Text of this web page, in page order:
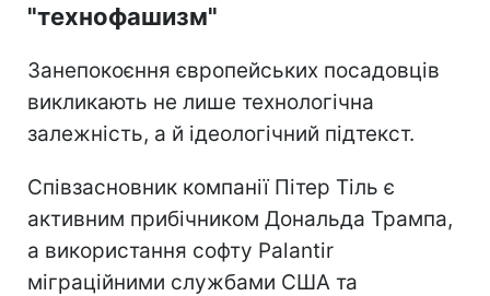
"технофашизм"
Занепокоєння європейських посадовців
викликають не лише технологічна
залежність, а й ідеологічний підтекст.
Співзасновник компанії Пітер Тіль є
активним прибічником Дональда Трампа,
а використання софту Palantir
міграційними службами США та